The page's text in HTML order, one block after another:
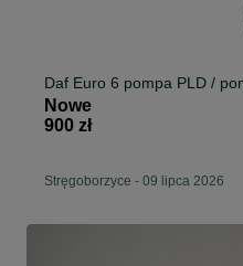
Daf Euro 6 pompa PLD /
Nowe
900 zł
Stręgoborzyce - 09 lipca 2026